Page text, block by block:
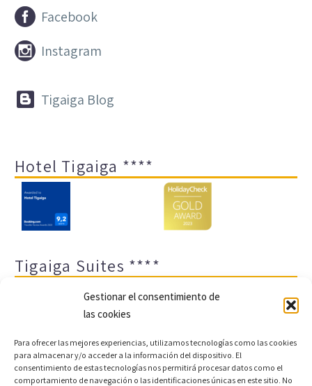
Gestionar el consentimiento de
las cookies
Para ofrecer las mejores experiencias, utilizamos tecnologías como las cookies
para almacenar y/o acceder a la información del dispositivo. El
consentimiento de estas tecnologías nos permitirá procesar datos como el
comportamiento de navegación o las identificaciones únicas en este sitio. No

 Facebook

 Instagram

 Tigaiga Blog
Hotel Tigaiga ****
Tigaiga Suites ****
Aviso legal y política de privacidad Transparencia